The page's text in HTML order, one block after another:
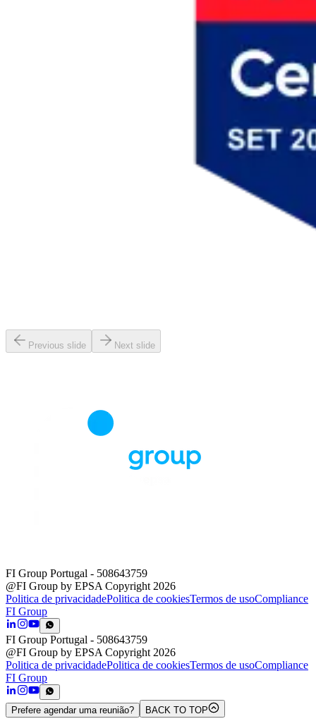
Previous slide Next slide
FI Group Portugal - 508643759
@FI Group by EPSA Copyright 2026
Politica de privacidadePolitica de cookiesTermos de usoCompliance
FI Group
FI Group Portugal - 508643759
@FI Group by EPSA Copyright 2026
Politica de privacidadePolitica de cookiesTermos de usoCompliance
FI Group
Prefere agendar uma reunião? BACK TO TOP